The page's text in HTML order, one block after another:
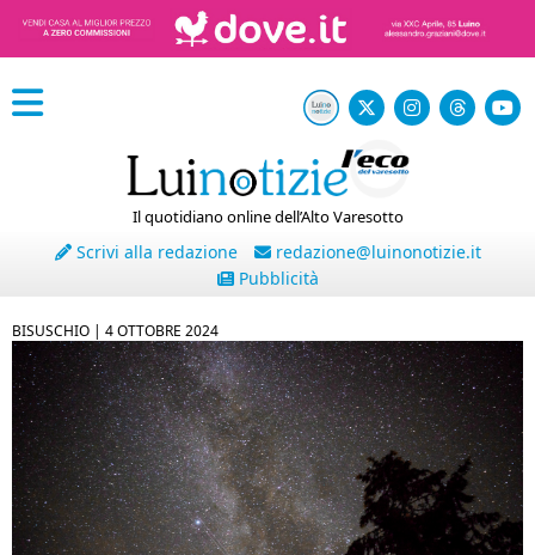
Il quotidiano online dell’Alto Varesotto
Scrivi alla redazione
redazione@luinonotizie.it
Pubblicità
BISUSCHIO | 4 OTTOBRE 2024